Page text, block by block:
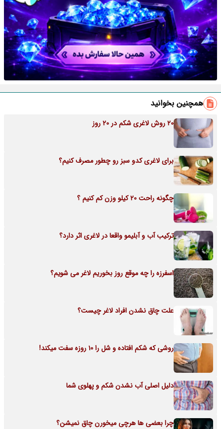
همچنین بخوانید
20 روش لاغری شکم در 20 روز
برای لاغری کدو سبز رو چطور مصرف کنیم؟
چگونه راحت 20 کیلو وزن کم کنیم ؟
ترکیب آب و آبلیمو واقعا در لاغری اثر دارد؟
اسفرزه را چه موقع روز بخوریم لاغر می شویم؟
علت چاق نشدن افراد لاغر چیست؟
روشی که شکم افتاده و شل را 10 روزه سفت میکند!
دلیل اصلی آب نشدن شکم و پهلوی شما
چرا بعضی ها هرچی میخورن چاق نمیشن؟